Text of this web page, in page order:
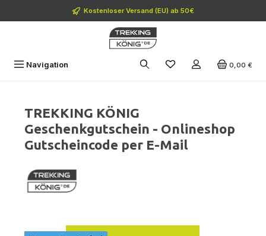
Zum Hauptinhalt springenKostenloser Versand (EU) ab 50€
Navigation 0,00 €
TREKKING KÖNIG
Geschenkgutschein - Onlineshop
Gutscheincode per E-Mail
Bildergalerie überspringen